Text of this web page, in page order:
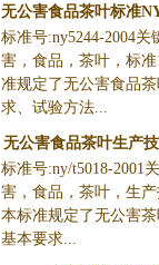
无公害食品茶叶标准
04
标准号:ny5244-2004关
害，食品，茶叶，标
准规定了无公害食品
求、试验方法...
无公害食品茶叶生产
Y/T 5018-2001
标准号:ny/t5018-2001
害，食品，茶叶，生产
本标准规定了无公害
基本要求...